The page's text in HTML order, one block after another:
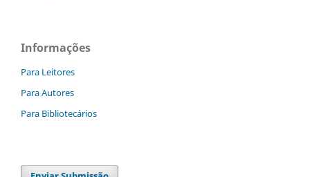
Informações
Para Leitores
Para Autores
Para Bibliotecários